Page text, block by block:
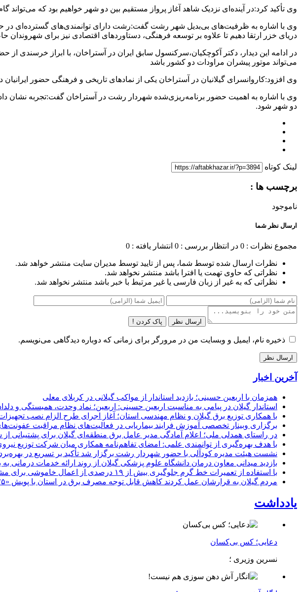
وی تأکید کرد:در آینده‌ای نزدیک شاهد آغاز پرواز مستقیم بین دو شهر خواهیم بود که
وی با اشاره به ظرفیت‌های بی‌بدیل شهر رشت گفت:رشت دارای توانمندی‌های گسترده‌ای در
دریای خزر ارتقا دهیم تا علاوه بر توسعه فرهنگی، دستاوردهای اقتصادی نیز برای شهروندان
می‌تواند موتور پیشران مراودات دو کشور باشد
وی افزود:کاروانسرای گیلانیان در آستراخان یکی از نمادهای تاریخی و فرهنگی حضور ایرانیان در
وی با اشاره به اهمیت حضور برنامه‌ریزی‌شده شهردار رشت در آستراخان گفت:تجربه نشان
دو شهر شود.
لینک کوتاه
برچسب ها :
ناموجود
ارسال نظر شما
مجموع نظرات : 0 در انتظار بررسی : 0 انتشار یافته : 0
نظرات ارسال شده توسط شما، پس از تایید توسط مدیران سایت منتشر خواهد شد.
نظراتی که حاوی تهمت یا افترا باشد منتشر نخواهد شد.
نظراتی که به غیر از زبان فارسی یا غیر مرتبط با خبر باشد منتشر نخواهد شد.
ارسال نظر پاک کردن !
ذخیره نام، ایمیل و وبسایت من در مرورگر برای زمانی که دوباره دیدگاهی می‌نویسم.
آخرین اخبار
همزمان با اربعین حسینی؛ بازدید استاندار از مواکب گیلانی در کربلای معلی
استاندار گیلان در پیامی به مناسبت اربعین حسینی: اربعین؛ نماد وحدت، همبستگی و
با همکاری توزیع برق گیلان و نظام مهندسی استان؛ آغاز اجرای طرح الزام نصب
برگزاری وبینار تخصصی آموزش فرایند بیماریابی در فعالیت‌های نظام مراقبت
در راستای همدلی ملی؛ اعلام آمادگی مدیر عامل برق منطقه‌ای گیلان برای پشتیبانی
با هدف بهره‌گیری از توانمندی علمی: امضای تفاهم‌نامه همكاری میان شركت توزیع
نشست هیئت مدیره کودآلی با حضور شهردار رشت برگزار شد تأکید بر تسریع در
بازدید میدانی معاون درمان دانشگاه علوم پزشکی گیلان از روند ارائه خدمات
با استفاده از تعمیرات خط گرم جلوگیری بیش از ۱۹ درصدی از اعمال خاموشی برای مشتركان
مردم گیلان به قرارشان عمل کردند كاهش قابل توجه مصرف برق در استان با پویش «۲۵درجه؛ قرار همدلی»
یادداشت
دعایی؛ کس بی‌کسان
نسرین وزیری ؛